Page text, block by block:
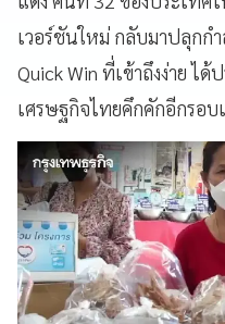
เวอร์ชันใหม่ กลับมาปลุกก
Quick Win ที่เข้าถึงง่าย ไ
เศรษฐกิจไทยคึกคักอีกรอ